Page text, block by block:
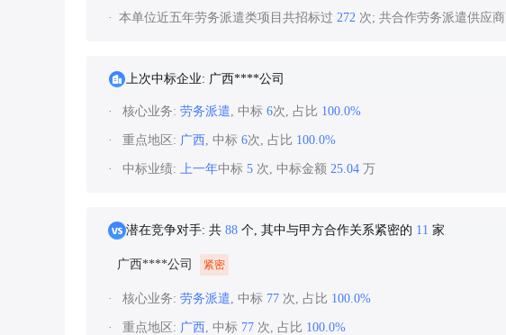
本单位近五年劳务派遣类项目共招标过 272 次; 共合作劳务派遣供应商
上次中标企业: 广西****公司
核心业务: 劳务派遣, 中标 6次, 占比 100.0%
重点地区: 广西, 中标 6次, 占比 100.0%
中标业绩: 上一年中标 5 次, 中标金额 25.04 万
潜在竞争对手: 共 88 个, 其中与甲方合作关系紧密的 11 家
广西****公司 紧密
核心业务: 劳务派遣, 中标 77 次, 占比 100.0%
重点地区: 广西, 中标 77 次, 占比 100.0%